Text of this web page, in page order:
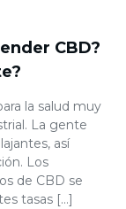
CBD?
la salud muy
La gente
así
Los
de CBD se
tasas […]